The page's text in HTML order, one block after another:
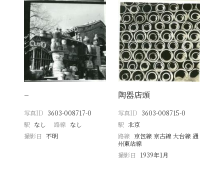
−
写真ID 3603-008717-0
駅 なし 路線 なし
撮影日
不明
陶器店頭
写真ID 3603-008715-0
駅 北京
路線 京包線 京古線 大台線 通
州東站線
撮影日
1939年1月